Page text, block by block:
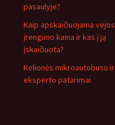
pasaulyje?
Kaip apskaičiuojama vejos
įrengimo kaina ir kas į ją
įskaičiuota?
Kelionės mikroautobusu ir
eksperto patarimai